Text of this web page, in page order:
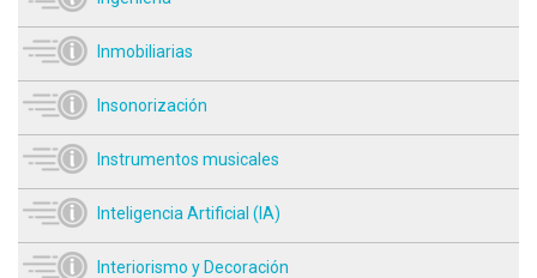
Inmobiliarias
Insonorización
Instrumentos musicales
Inteligencia Artificial (IA)
Interiorismo y Decoración